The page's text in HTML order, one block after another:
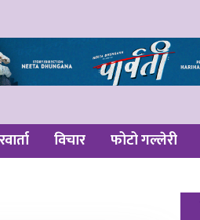
विचार फोटो गल्लेरी